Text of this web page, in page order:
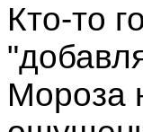
Кто-то
Мороза